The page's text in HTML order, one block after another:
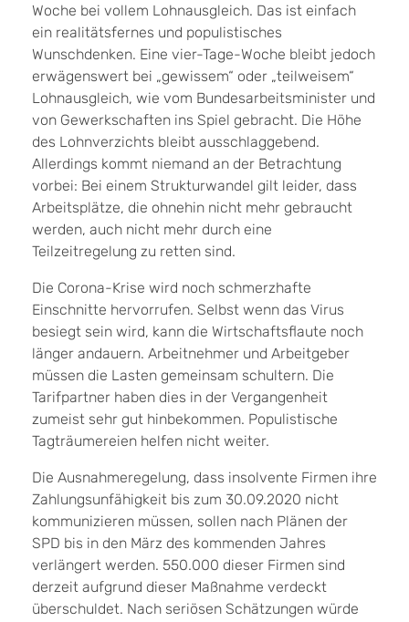
Woche bei vollem Lohnausgleich. Das ist einfach
ein realitätsfernes und populistisches
Wunschdenken. Eine vier-Tage-Woche bleibt jedoch
erwägenswert bei „gewissem“ oder „teilweisem“
Lohnausgleich, wie vom Bundesarbeitsminister und
von Gewerkschaften ins Spiel gebracht. Die Höhe
des Lohnverzichts bleibt ausschlaggebend.
Allerdings kommt niemand an der Betrachtung
vorbei: Bei einem Strukturwandel gilt leider, dass
Arbeitsplätze, die ohnehin nicht mehr gebraucht
werden, auch nicht mehr durch eine
Teilzeitregelung zu retten sind.
Die Corona-Krise wird noch schmerzhafte
Einschnitte hervorrufen. Selbst wenn das Virus
besiegt sein wird, kann die Wirtschaftsflaute noch
länger andauern. Arbeitnehmer und Arbeitgeber
müssen die Lasten gemeinsam schultern. Die
Tarifpartner haben dies in der Vergangenheit
zumeist sehr gut hinbekommen. Populistische
Tagträumereien helfen nicht weiter.
Die Ausnahmeregelung, dass insolvente Firmen ihre
Zahlungsunfähigkeit bis zum 30.09.2020 nicht
kommunizieren müssen, sollen nach Plänen der
SPD bis in den März des kommenden Jahres
verlängert werden. 550.000 dieser Firmen sind
derzeit aufgrund dieser Maßnahme verdeckt
überschuldet. Nach seriösen Schätzungen würde